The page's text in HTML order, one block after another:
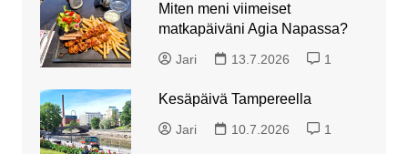
Miten meni viimeiset
matkapäiväni Agia Napassa?
Jari 13.7.2026 1
Kesäpäivä Tampereella
Jari 10.7.2026 1